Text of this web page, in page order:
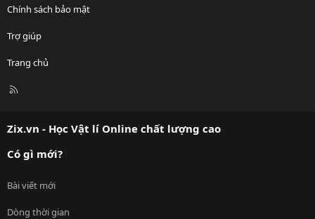
Chính sách bảo mật
Trợ giúp
Trang chủ
R
Zix.vn - Học Vật lí Online chất lượng cao
Có gì mới?
Bài viết mới
Dòng thời gian